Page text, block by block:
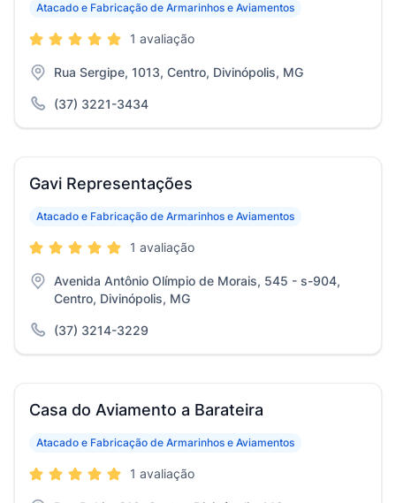
Atacado e Fabricação de Armarinhos e Aviamentos
1 avaliação
Rua Sergipe, 1013, Centro, Divinópolis, MG
(37) 3221-3434
Gavi Representações
Atacado e Fabricação de Armarinhos e Aviamentos
1 avaliação
Avenida Antônio Olímpio de Morais, 545 - s-904,
Centro, Divinópolis, MG
(37) 3214-3229
Casa do Aviamento a Barateira
Atacado e Fabricação de Armarinhos e Aviamentos
1 avaliação